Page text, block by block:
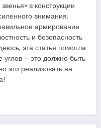
в конструкции
внимания.
армирование
и безопасность
эта статья помогла
– это должно быть
это реализовать на